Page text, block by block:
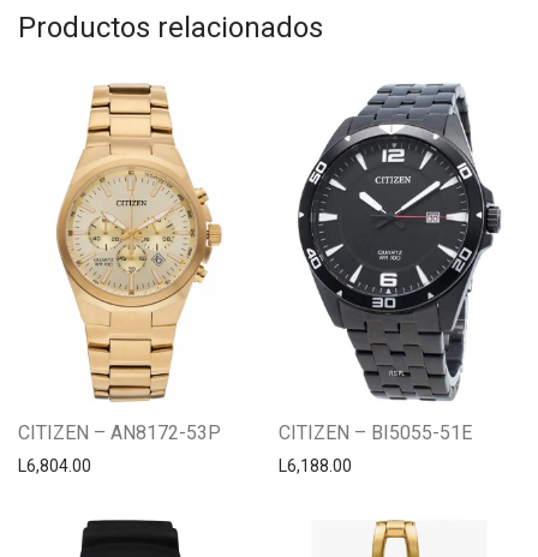
Productos relacionados
CITIZEN – AN8172-53P
L6,804.00
CITIZEN – BI5055-51E
L6,188.00